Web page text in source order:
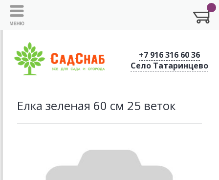
+7 916 316 60 36
Село Татаринцево
Елка зеленая 60 см 25 веток